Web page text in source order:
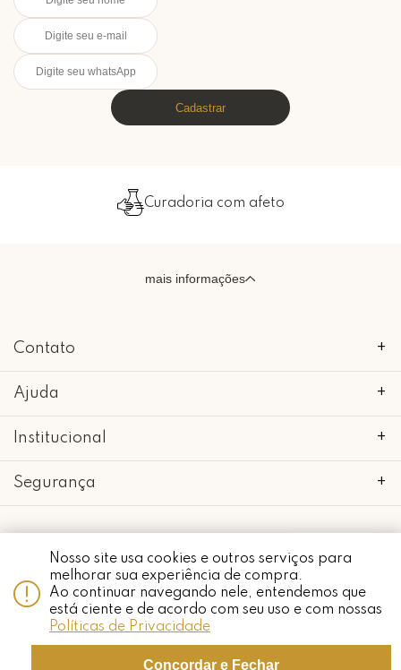
Nosso site usa cookies e outros serviços para
melhorar sua experiência de compra.
Ao continuar navegando nele, entendemos que
está ciente e de acordo com seu uso e com nossas
Políticas de Privacidade
Concordar e Fechar
Cadastrar
Embalado com
Whatsapp
mais informações
Contato +
Ajuda +
Institucional +
Segurança +
copyright 2018 - 2022 • mimo galeria • 52.898.662/0001-24 • todos os
direitos reservados.